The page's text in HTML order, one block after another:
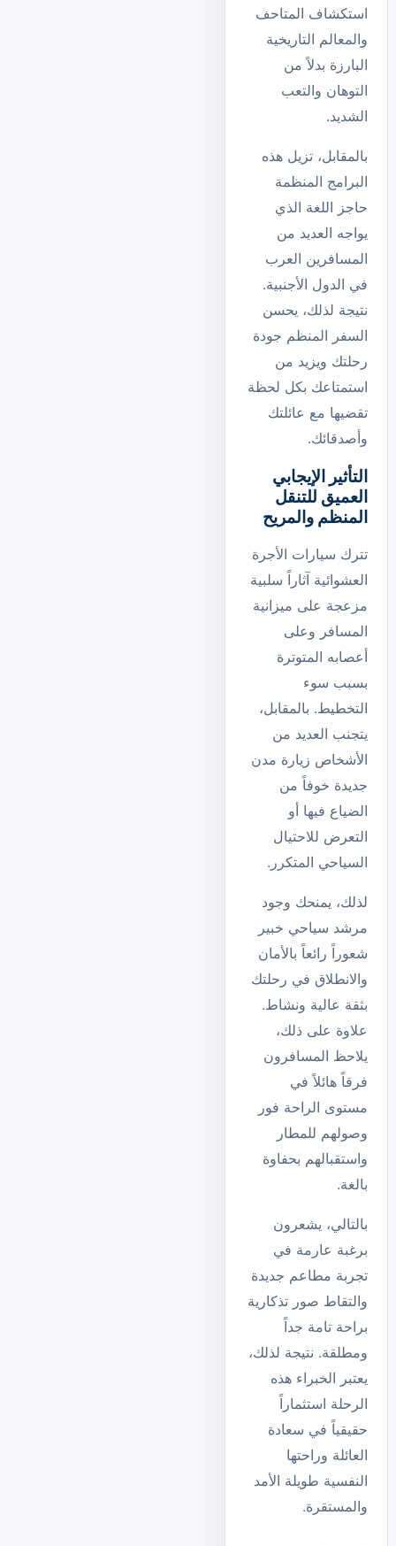
استكشاف المتاحف
والمعالم التاريخية
البارزة بدلاً من
التوهان والتعب
الشديد.
بالمقابل، تزيل هذه
البرامج المنظمة
حاجز اللغة الذي
يواجه العديد من
المسافرين العرب
في الدول الأجنبية.
نتيجة لذلك، يحسن
السفر المنظم جودة
رحلتك ويزيد من
استمتاعك بكل لحظة
تقضيها مع عائلتك
وأصدقائك.
التأثير الإيجابي
العميق للتنقل
المنظم والمريح
تترك سيارات الأجرة
العشوائية آثاراً سلبية
مزعجة على ميزانية
المسافر وعلى
أعصابه المتوترة
بسبب سوء
التخطيط. بالمقابل،
يتجنب العديد من
الأشخاص زيارة مدن
جديدة خوفاً من
الضياع فيها أو
التعرض للاحتيال
السياحي المتكرر.
لذلك، يمنحك وجود
مرشد سياحي خبير
شعوراً رائعاً بالأمان
والانطلاق في رحلتك
بثقة عالية ونشاط.
علاوة على ذلك،
يلاحظ المسافرون
فرقاً هائلاً في
مستوى الراحة فور
وصولهم للمطار
واستقبالهم بحفاوة
بالغة.
بالتالي، يشعرون
برغبة عارمة في
تجربة مطاعم جديدة
والتقاط صور تذكارية
براحة تامة جداً
ومطلقة. نتيجة لذلك،
يعتبر الخبراء هذه
الرحلة استثماراً
حقيقياً في سعادة
العائلة وراحتها
النفسية طويلة الأمد
والمستقرة.